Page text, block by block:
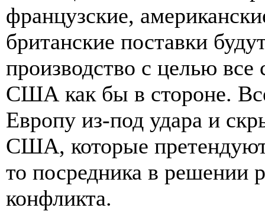
французские,
британские поставки
производство с целью
США как бы в стороне.
Европу из-под удара и
США, которые
то посредника в решении
конфликта.